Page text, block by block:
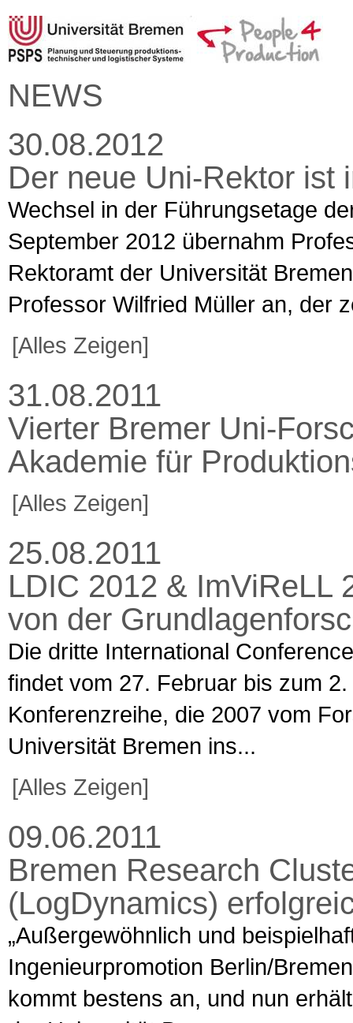
NEWS
30.08.2012
Der neue Uni-Rektor ist
Wechsel in der Führungsetage
September 2012 übernahm
Rektoramt der Universität
Professor Wilfried Müller an, der
[Alles Zeigen]
31.08.2011
Vierter Bremer Uni-
Akademie für
[Alles Zeigen]
25.08.2011
LDIC 2012 & ImViReLL
von der
Die dritte International
findet vom 27. Februar bis zum
Konferenzreihe, die 2007 vom
Universität Bremen ins...
[Alles Zeigen]
09.06.2011
Bremen Research
(LogDynamics)
„Außergewöhnlich und
Ingenieurpromotion Berlin/
kommt bestens an, und nun